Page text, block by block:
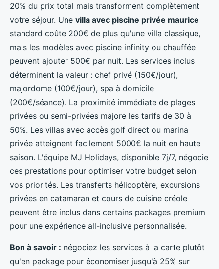
20% du prix total mais transforment complètement
votre séjour. Une villa avec piscine privée maurice
standard coûte 200€ de plus qu'une villa classique,
mais les modèles avec piscine infinity ou chauffée
peuvent ajouter 500€ par nuit. Les services inclus
déterminent la valeur : chef privé (150€/jour),
majordome (100€/jour), spa à domicile
(200€/séance). La proximité immédiate de plages
privées ou semi-privées majore les tarifs de 30 à
50%. Les villas avec accès golf direct ou marina
privée atteignent facilement 5000€ la nuit en haute
saison. L'équipe MJ Holidays, disponible 7j/7, négocie
ces prestations pour optimiser votre budget selon
vos priorités. Les transferts hélicoptère, excursions
privées en catamaran et cours de cuisine créole
peuvent être inclus dans certains packages premium
pour une expérience all-inclusive personnalisée.
Bon à savoir : négociez les services à la carte plutôt
qu'en package pour économiser jusqu'à 25% sur